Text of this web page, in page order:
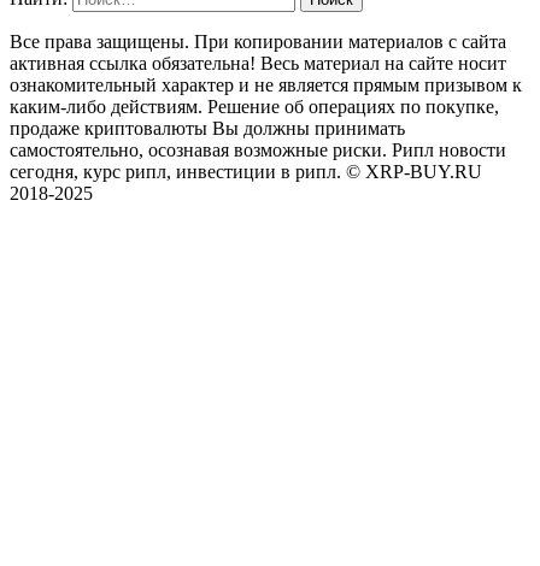
Все права защищены. При копировании материалов с сайта
активная ссылка обязательна! Весь материал на сайте носит
ознакомительный характер и не является прямым призывом к
каким-либо действиям. Решение об операциях по покупке,
продаже криптовалюты Вы должны принимать
самостоятельно, осознавая возможные риски. Рипл новости
сегодня, курс рипл, инвестиции в рипл. © XRP-BUY.RU
2018-2025